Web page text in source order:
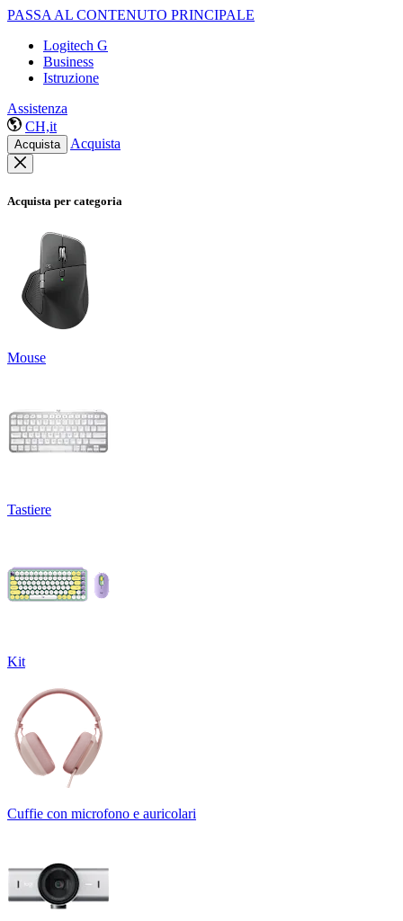
PASSA AL CONTENUTO PRINCIPALE
Logitech G
Business
Istruzione
Assistenza
CH,it
Acquista Acquista
Acquista per categoria
Mouse
Tastiere
Kit
Cuffie con microfono e auricolari